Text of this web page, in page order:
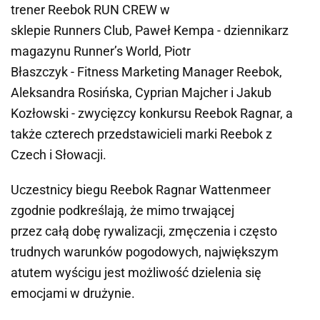
trener Reebok RUN CREW w
sklepie Runners Club, Paweł Kempa - dziennikarz
magazynu Runner’s World, Piotr
Błaszczyk - Fitness Marketing Manager Reebok,
Aleksandra Rosińska, Cyprian Majcher i Jakub
Kozłowski - zwycięzcy konkursu Reebok Ragnar, a
także czterech przedstawicieli marki Reebok z
Czech i Słowacji.
Uczestnicy biegu Reebok Ragnar Wattenmeer
zgodnie podkreślają, że mimo trwającej
przez całą dobę rywalizacji, zmęczenia i często
trudnych warunków pogodowych, największym
atutem wyścigu jest możliwość dzielenia się
emocjami w drużynie.